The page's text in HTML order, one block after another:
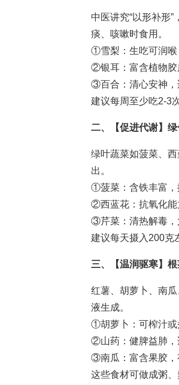
中医讲究“以形补形
痰、咳嗽时食用。
①雪梨：生吃可润喉
②银耳：富含植物胶
③百合：清心安神，
建议每周至少吃2-3
二、【促进代谢】
绿叶蔬菜如菠菜、
出。
①菠菜：含铁丰富，
②西蓝花：抗氧化能
③芹菜：清热解毒，
建议每天摄入200克
三、【温润驱寒】
红薯、胡萝卜、南
液生成。
①胡萝卜：可榨汁或
②山药：健脾益肺，
③南瓜：富含果胶，
这些食材可做成粥